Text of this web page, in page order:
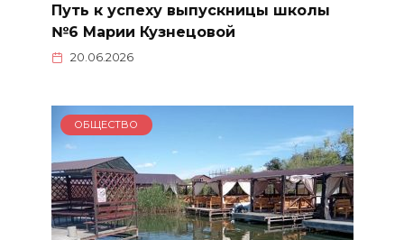
Путь к успеху выпускницы школы
№6 Марии Кузнецовой
20.06.2026
ОБЩЕСТВО